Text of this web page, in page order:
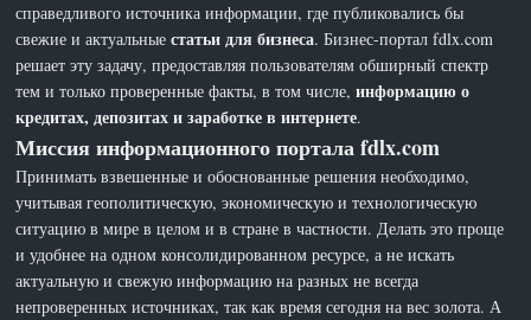
справедливого источника информации, где публиковались бы
свежие и актуальныестатьи для бизнеса. Бизнес-портал fdlx.com
решает эту задачу, предоставляя пользователям обширный спектр
тем и только проверенные факты, в том числе,информацию о
кредитах, депозитах и заработке в интернете.
Миссия информационного портала fdlx.com
Принимать взвешенные и обоснованные решения необходимо,
учитывая геополитическую, экономическую и технологическую
ситуацию в мире в целом и в стране в частности. Делать это проще
и удобнее на одном консолидированном ресурсе, а не искать
актуальную и свежую информацию на разных не всегда
непроверенных источниках, так как время сегодня на вес золота. А